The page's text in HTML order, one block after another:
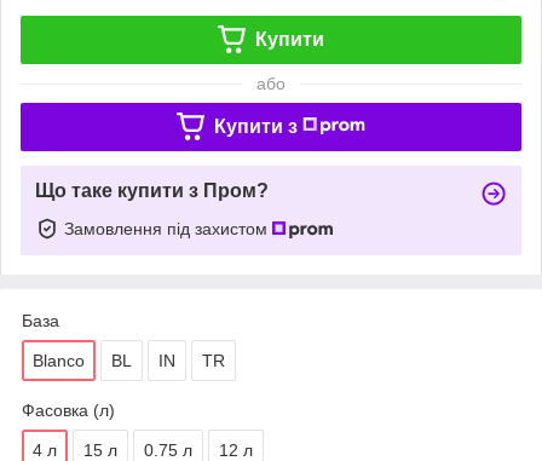
Купити
або
Купити з
Що таке купити з Пром?
Замовлення під захистом
База
Blanco BL IN TR
Фасовка (л)
4 л 15 л 0.75 л 12 л